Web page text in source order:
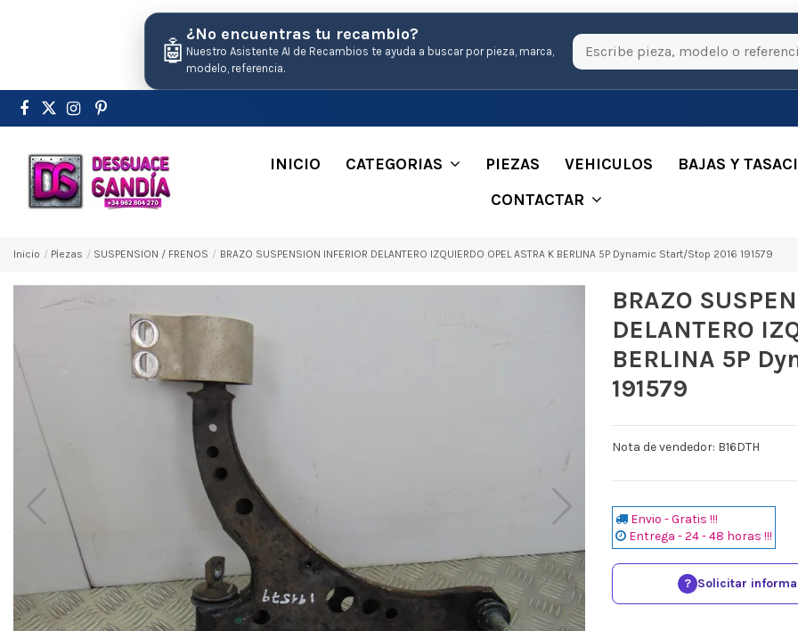
🤖
¿No encuentras tu recambio?
Nuestro Asistente AI de Recambios te ayuda a buscar por pieza, marca,
modelo, referencia.
INICIO CATEGORIAS PIEZAS VEHICULOS
BAJAS Y
CONTACTAR
Inicio Pіezas SUSPENSION / FRENOS BRAZO SUSPENSION INFERIOR DELANTERO IZQUIERDO OPEL ASTRA K BERLINA 5P Dynamic Start/Stop 2016 191579
BRAZO
DELANTERO
BERLINA 5P
191579
Nota de vendedor: B16DTH
Envio - Gratis !!!
Entrega - 24 - 48 horas !!!
? Solicitar